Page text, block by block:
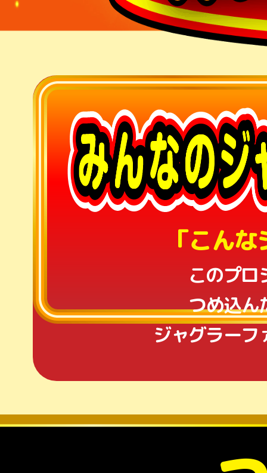
「こん
このプロ
つめ込ん
ジャグラーフ